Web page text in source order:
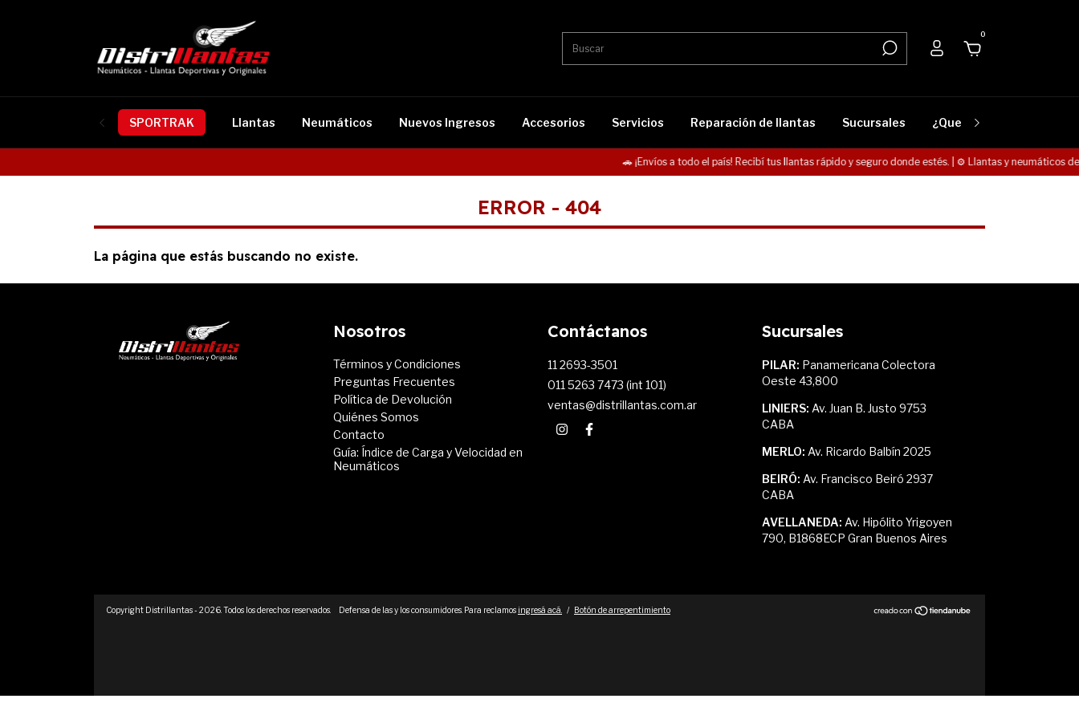
0
SPORTRAK Llantas Neumáticos Nuevos Ingresos Accesorios Servicios Reparación de llantas Sucursales ¿Que lleva mi vehículo?
🚗 ¡Envíos a todo el país! Recibí tus llantas rápido y seguro donde estés. | ⚙️ Llantas y neumáticos
ERROR - 404
La página que estás buscando no existe.
Nosotros
Términos y Condiciones
Preguntas Frecuentes
Política de Devolución
Quiénes Somos
Contacto
Guía: Índice de Carga y Velocidad en
Neumáticos
Contáctanos
11 2693-3501
011 5263 7473 (int 101)
ventas@distrillantas.com.ar
Sucursales
PILAR: Panamericana Colectora
Oeste 43,800
LINIERS: Av. Juan B. Justo 9753
CABA
MERLO: Av. Ricardo Balbín 2025
BEIRÓ: Av. Francisco Beiró 2937
CABA
AVELLANEDA: Av. Hipólito Yrigoyen
790, B1868ECP Gran Buenos Aires
Copyright Distrillantas - 2026. Todos los derechos reservados. Defensa de las y los consumidores. Para reclamos ingresá acá. / Botón de arrepentimiento